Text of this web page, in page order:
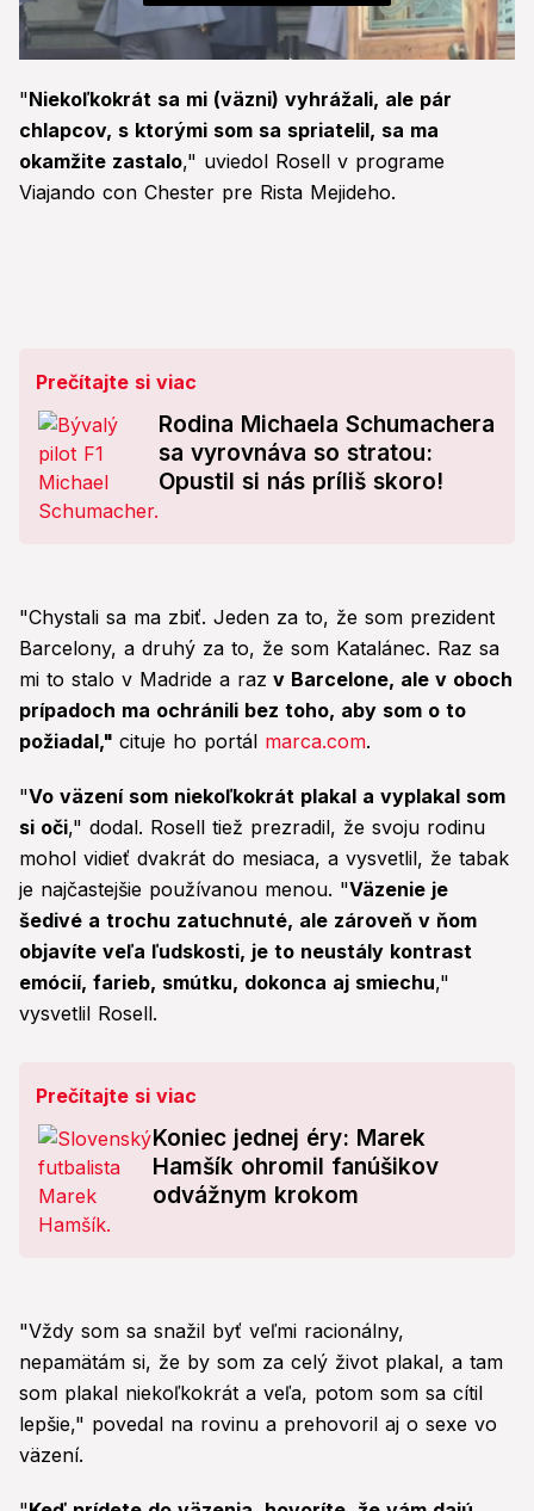
seconds
of
0
seconds
"Niekoľkokrát sa mi (väzni) vyhrážali, ale pár
chlapcov, s ktorými som sa spriatelil, sa ma
okamžite zastalo," uviedol Rosell v programe
Viajando con Chester pre Rista Mejideho.
Prečítajte si viac
Rodina Michaela Schumachera
sa vyrovnáva so stratou:
Opustil si nás príliš skoro!
"Chystali sa ma zbiť. Jeden za to, že som prezident
Barcelony, a druhý za to, že som Katalánec. Raz sa
mi to stalo v Madride a raz v Barcelone, ale v oboch
prípadoch ma ochránili bez toho, aby som o to
požiadal," cituje ho portál marca.com.
"Vo väzení som niekoľkokrát plakal a vyplakal som
si oči," dodal. Rosell tiež prezradil, že svoju rodinu
mohol vidieť dvakrát do mesiaca, a vysvetlil, že tabak
je najčastejšie používanou menou. "Väzenie je
šedivé a trochu zatuchnuté, ale zároveň v ňom
objavíte veľa ľudskosti, je to neustály kontrast
emócií, farieb, smútku, dokonca aj smiechu,"
vysvetlil Rosell.
Prečítajte si viac
Koniec jednej éry: Marek
Hamšík ohromil fanúšikov
odvážnym krokom
"Vždy som sa snažil byť veľmi racionálny,
nepamätám si, že by som za celý život plakal, a tam
som plakal niekoľkokrát a veľa, potom som sa cítil
lepšie," povedal na rovinu a prehovoril aj o sexe vo
väzení.